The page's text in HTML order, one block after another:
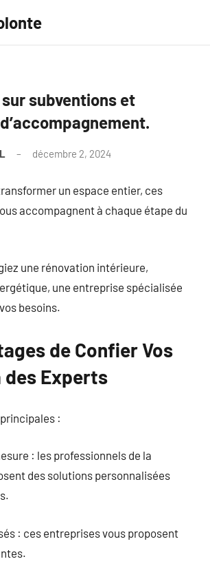
subventions et
décembre 2, 2024
transformer un espace entier, ces
accompagnent à chaque étape du
une rénovation intérieure,
une entreprise spécialisée
besoins.
de Confier Vos
des Experts
:
: les professionnels de la
des solutions personnalisées
: ces entreprises vous proposent